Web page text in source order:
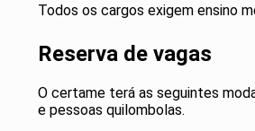
Todos os cargos exigem ensino
Reserva de vagas
O certame terá as seguintes
e pessoas quilombolas.